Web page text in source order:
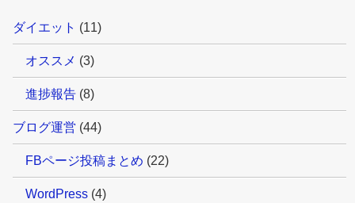
ダイエット (11)
オススメ (3)
進捗報告 (8)
ブログ運営 (44)
FBページ投稿まとめ (22)
WordPress (4)